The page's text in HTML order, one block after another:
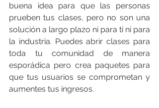
buena idea para que las personas
prueben tus clases, pero no son una
solución a largo plazo ni para ti ni para
la industria. Puedes abrir clases para
toda tu comunidad de manera
esporádica pero crea paquetes para
que tus usuarios se comprometan y
aumentes tus ingresos.